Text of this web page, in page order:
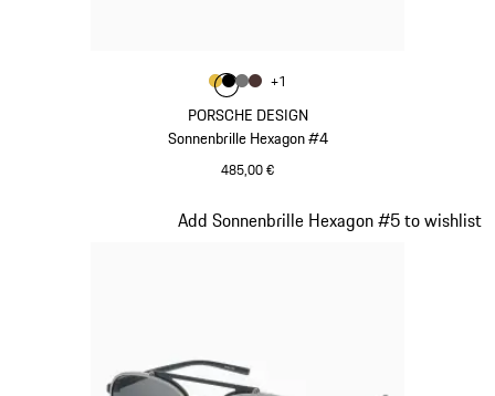
PORSCHE DESIGN
Sonnenbrille Hexagon #4
485,00 €
Farbe
Farbegold
Farbe schwarz
Farbenardograu
Farbe
+1
Add Sonnenbrille Hexagon #5 to wishlist